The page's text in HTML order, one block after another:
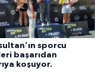
sporcu
başarıdan
koşuyor.